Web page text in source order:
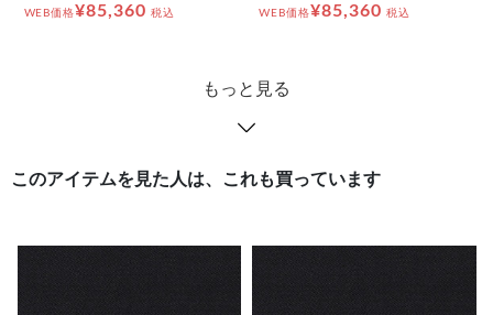
WEB価格¥85,360 税込 WEB価格¥85,360 税込
もっと見る
このアイテムを見た人は、これも買っています